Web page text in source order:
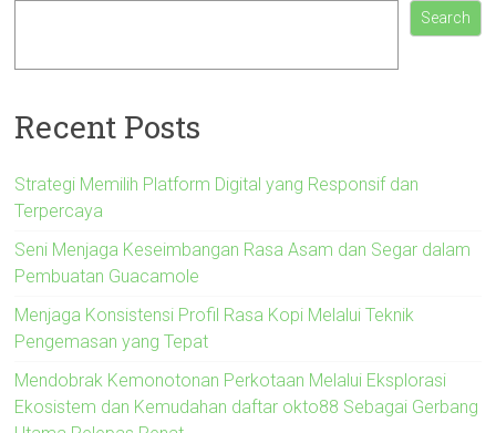
Search
Recent Posts
Strategi Memilih Platform Digital yang Responsif dan
Terpercaya
Seni Menjaga Keseimbangan Rasa Asam dan Segar dalam
Pembuatan Guacamole
Menjaga Konsistensi Profil Rasa Kopi Melalui Teknik
Pengemasan yang Tepat
Mendobrak Kemonotonan Perkotaan Melalui Eksplorasi
Ekosistem dan Kemudahan daftar okto88 Sebagai Gerbang